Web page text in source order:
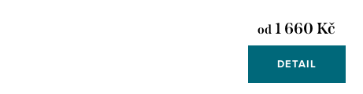
od 1 660 Kč
DETAIL